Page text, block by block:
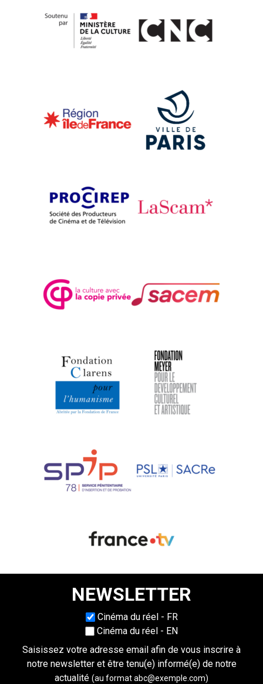
NEWSLETTER
Choisissez une langueCinéma du réel - FR
Cinéma du réel - EN
Saisissez votre adresse email afin de vous inscrire à
notre newsletter et être tenu(e) informé(e) de notre
actualité (au format abc@exemple.com)